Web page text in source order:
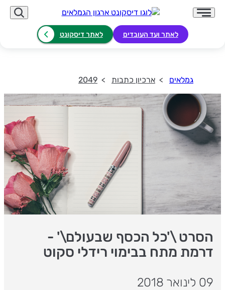
לאתר ועד העובדים לאתר דיסקונט
גמלאים ארכיון כתבות 2049
הסרט \'כל הכסף שבעולם\' -
דרמת מתח בבימוי רידלי סקוט
09 לינואר 2018